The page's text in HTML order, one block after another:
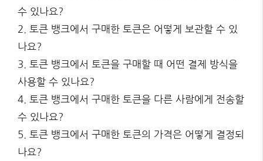
수 있나요?
2. 토큰 뱅크에서 구매한 토큰은 어떻게 보관할 수 있
나요?
3. 토큰 뱅크에서 토큰을 구매할 때 어떤 결제 방식을
사용할 수 있나요?
4. 토큰 뱅크에서 구매한 토큰을 다른 사람에게 전송할
수 있나요?
5. 토큰 뱅크에서 구매한 토큰의 가격은 어떻게 결정되
나요?